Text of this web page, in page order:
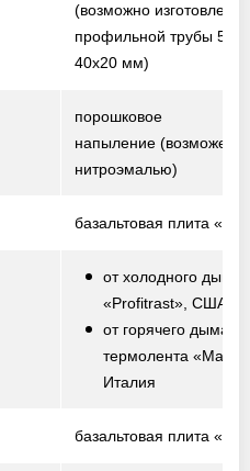
(возможно
профильной трубы
40х20 мм)
порошковое
напыление (возможен
нитроэмалью)
базальтовая плита
от холодного дыма
«Profitrast», США
от горячего дыма –
термолента
Италия
базальтовая плита